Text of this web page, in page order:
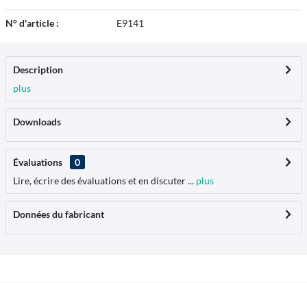
N° d'article : E9141
Description
plus
Downloads
Évaluations
0
Lire, écrire des évaluations et en discuter ... plus
Données du fabricant